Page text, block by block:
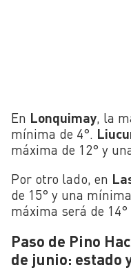
En Lonquimay, la
mínima de 4°.
máxima de 12° y
Por otro lado, en
de 15° y una
máxima será de
Paso de Pino
de junio: